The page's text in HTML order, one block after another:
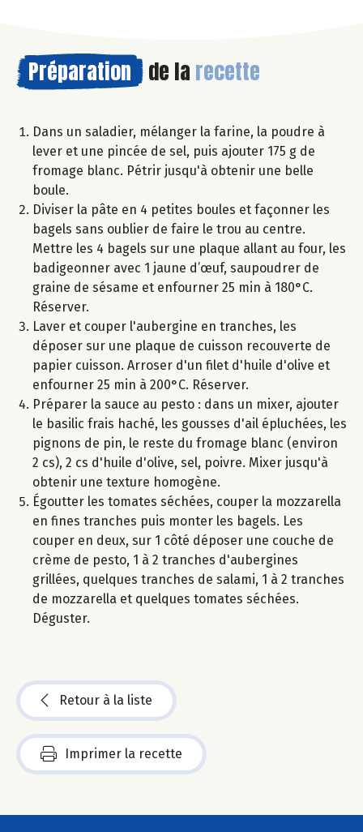
Préparation de la recette
Dans un saladier, mélanger la farine, la poudre à
lever et une pincée de sel, puis ajouter 175 g de
fromage blanc. Pétrir jusqu'à obtenir une belle
boule.
Diviser la pâte en 4 petites boules et façonner les
bagels sans oublier de faire le trou au centre.
Mettre les 4 bagels sur une plaque allant au four, les
badigeonner avec 1 jaune d’œuf, saupoudrer de
graine de sésame et enfourner 25 min à 180°C.
Réserver.
Laver et couper l'aubergine en tranches, les
déposer sur une plaque de cuisson recouverte de
papier cuisson. Arroser d'un filet d'huile d'olive et
enfourner 25 min à 200°C. Réserver.
Préparer la sauce au pesto : dans un mixer, ajouter
le basilic frais haché, les gousses d'ail épluchées, les
pignons de pin, le reste du fromage blanc (environ
2 cs), 2 cs d'huile d'olive, sel, poivre. Mixer jusqu'à
obtenir une texture homogène.
Égoutter les tomates séchées, couper la mozzarella
en fines tranches puis monter les bagels. Les
couper en deux, sur 1 côté déposer une couche de
crème de pesto, 1 à 2 tranches d'aubergines
grillées, quelques tranches de salami, 1 à 2 tranches
de mozzarella et quelques tomates séchées.
Déguster.
Retour à la liste
Imprimer la recette